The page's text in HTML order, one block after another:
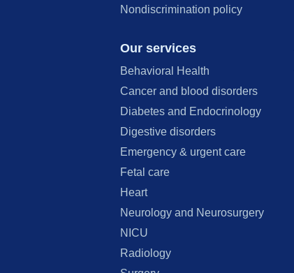
Nondiscrimination policy
Our services
Behavioral Health
Cancer and blood disorders
Diabetes and Endocrinology
Digestive disorders
Emergency & urgent care
Fetal care
Heart
Neurology and Neurosurgery
NICU
Radiology